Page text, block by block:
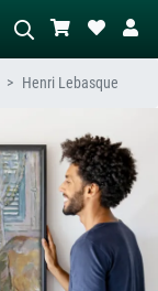
– np. zielona łąka,
ciemny olej,
obok drzewa.
Henri Lebasque